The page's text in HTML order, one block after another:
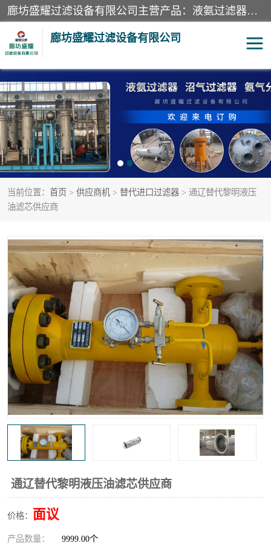
廊坊盛耀过滤设备有限公司主营产品：液氨过滤器、沼气过滤器、氨气分离器、二氧化碳过滤器、过滤器、液氨氨气过滤器、天然气过滤器、管道过滤器、*过滤器、液氨除油除水过滤器、氨气除油除水过滤器、焦炉煤气除焦油过滤器等。
廊坊盛耀过滤设备有限公司
当前位置： 首页 > 供应商机 > 替代进口过滤器 > 通辽替代黎明液压
油滤芯供应商
通辽替代黎明液压油滤芯供应商
价格： 面议
产品数量： 9999.00个
二氧化碳过滤器 过滤器
液氨氨气过滤器 沼气过滤器
天然气过滤器 管道过滤器
甲醇过滤器 液氨除油除水过滤器
硝酸尾气分离器 酸雾聚结分离器
高炉煤气过滤器 替代进口过滤器
化工盐酸气聚结器 耐腐蚀除雾器滤芯